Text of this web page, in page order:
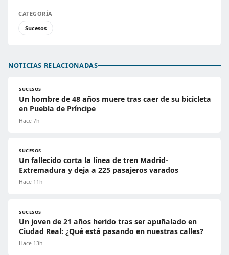
CATEGORÍA
Sucesos
NOTICIAS RELACIONADAS
SUCESOS
Un hombre de 48 años muere tras caer de su bicicleta
en Puebla de Príncipe
Hace 7h
SUCESOS
Un fallecido corta la línea de tren Madrid-
Extremadura y deja a 225 pasajeros varados
Hace 11h
SUCESOS
Un joven de 21 años herido tras ser apuñalado en
Ciudad Real: ¿Qué está pasando en nuestras calles?
Hace 13h